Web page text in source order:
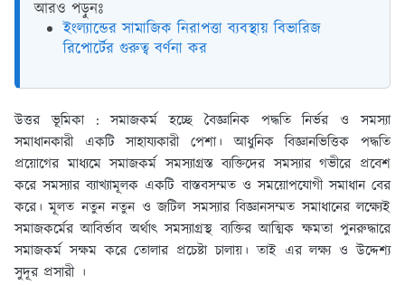
আরও পড়ুনঃ
ইংল্যান্ডের সামাজিক নিরাপত্তা ব্যবস্থায় বিভারিজ
রিপোর্টের গুরুত্ব বর্ণনা কর
উত্তর ভূমিকা : সমাজকর্ম হচ্ছে বৈজ্ঞানিক পদ্ধতি নির্ভর ও সমস্যা
সমাধানকারী একটি সাহায্যকারী পেশা। আধুনিক বিজ্ঞানভিত্তিক পদ্ধতি
প্রয়োগের মাধ্যমে সমাজকর্ম সমস্যাগ্রস্ত ব্যক্তিদের সমস্যার গভীরে প্রবেশ
করে সমস্যার ব্যাখ্যামূলক একটি বাস্তবসম্মত ও সময়োপযোগী সমাধান বের
করে। মূলত নতুন নতুন ও জটিল সমস্যার বিজ্ঞানসম্মত সমাধানের লক্ষ্যেই
সমাজকর্মের আবির্ভাব অর্থাৎ সমস্যাগ্রস্থ ব্যক্তির আত্মিক ক্ষমতা পুনরুদ্ধারে
সমাজকর্ম সক্ষম করে তোলার প্রচেষ্টা চালায়। তাই এর লক্ষ্য ও উদ্দেশ্য
সুদূর প্রসারী ।